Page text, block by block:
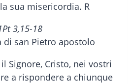
sua misericordia. R
3,15-18
san Pietro apostolo
Signore, Cristo, nei vostri
a rispondere a chiunque